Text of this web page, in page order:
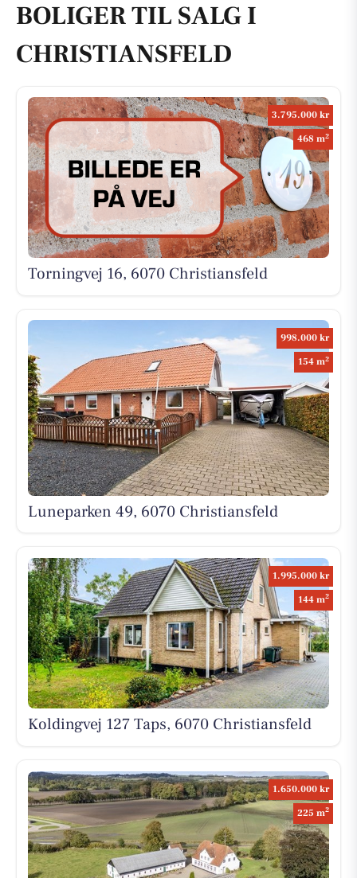
BOLIGER TIL SALG I
CHRISTIANSFELD
3.795.000 kr
468 m2
Torningvej 16, 6070 Christiansfeld
998.000 kr
154 m2
Luneparken 49, 6070 Christiansfeld
1.995.000 kr
144 m2
Koldingvej 127 Taps, 6070 Christiansfeld
1.650.000 kr
225 m2